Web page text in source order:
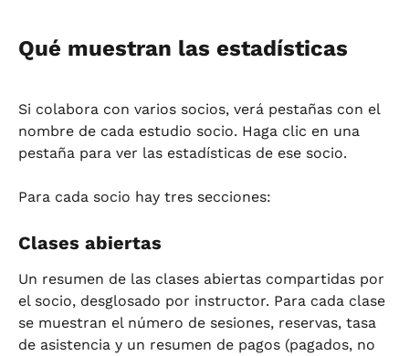
Qué muestran las estadísticas
Si colabora con varios socios, verá pestañas con el
nombre de cada estudio socio. Haga clic en una
pestaña para ver las estadísticas de ese socio.
Para cada socio hay tres secciones:
Clases abiertas
Un resumen de las clases abiertas compartidas por
el socio, desglosado por instructor. Para cada clase
se muestran el número de sesiones, reservas, tasa
de asistencia y un resumen de pagos (pagados, no